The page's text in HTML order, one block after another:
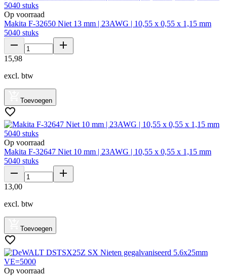
Op voorraad
Makita F-32650 Niet 13 mm | 23AWG | 10,55 x 0,55 x 1,15 mm
5040 stuks
15,98
excl. btw
Toevoegen
Op voorraad
Makita F-32647 Niet 10 mm | 23AWG | 10,55 x 0,55 x 1,15 mm
5040 stuks
13,00
excl. btw
Toevoegen
Op voorraad